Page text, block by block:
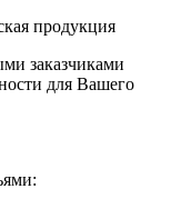
продукция
заказчиками
для Вашего